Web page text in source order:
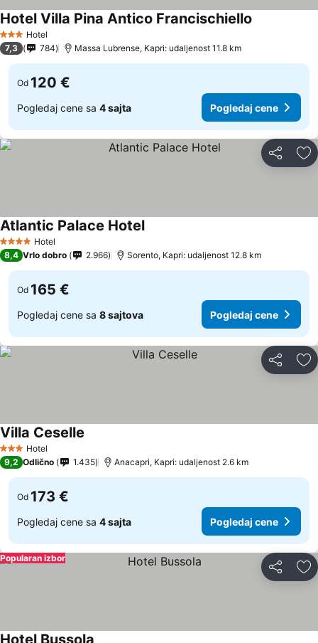
3 Zvezdice
Hotel
Hotel Villa Pina Antico Francischiello
7,3 784 Massa Lubrense, Kapri: udaljenost 11.8 km
Od 120 €
Pogledaj cene sa 4 sajta Pogledaj cene
Deli
4 ZvezdiceHotel
Atlantic Palace Hotel
8,4 Vrlo dobro 2.966 Sorento, Kapri: udaljenost 12.8 km
Od 165 €
Pogledaj cene sa 8 sajtova Pogledaj cene
Deli
3 Zvezdice
Hotel
Villa Ceselle
9,2 Odlično 1.435 Anacapri, Kapri: udaljenost 2.6 km
Od 173 €
Pogledaj cene sa 4 sajta Pogledaj cene
Deli
Popularan izbor
Hotel Bussola